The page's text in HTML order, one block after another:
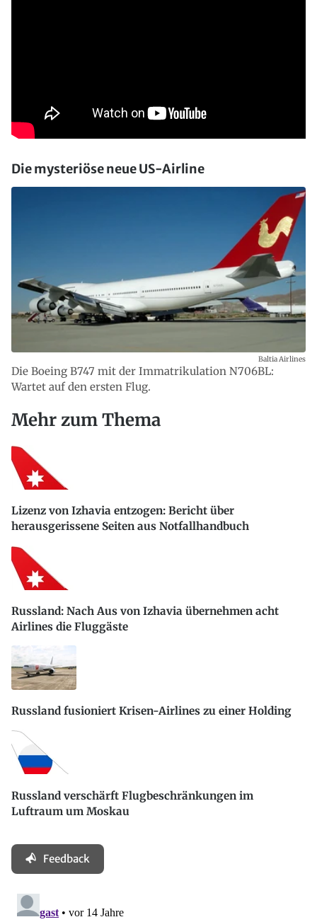
Die mysteriöse neue US-Airline
Die Boeing B747 mit der Immatrikulation N706BL:
Wartet auf den ersten Flug.
Baltia Airlines
Mehr zum Thema
Lizenz von Izhavia entzogen: Bericht über
herausgerissene Seiten aus Notfallhandbuch
Russland: Nach Aus von Izhavia übernehmen acht
Airlines die Fluggäste
Russland fusioniert Krisen-Airlines zu einer Holding
Russland verschärft Flugbeschränkungen im
Luftraum um Moskau
Feedback